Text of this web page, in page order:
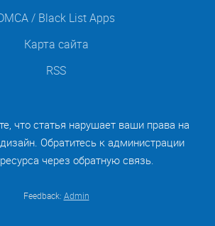
/ Black List Apps
Карта сайта
RSS
что статья нарушает ваши права на
Обратитесь к администрации
через обратную связь.
Feedback: Admin